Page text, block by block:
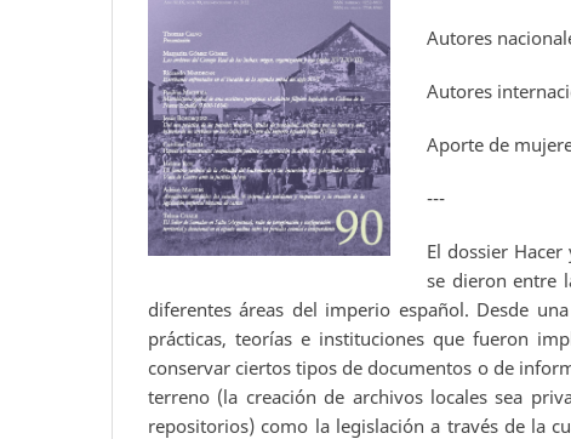
Autores
Autores
Aporte de
---
El dossier
se dieron entre
diferentes áreas del imperio español. Desde
prácticas, teorías e instituciones que fueron
conservar ciertos tipos de documentos o de
terreno (la creación de archivos locales sea
repositorios) como la legislación a través de la